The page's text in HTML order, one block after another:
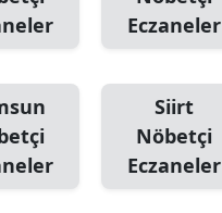
Eczaneler
Siirt
Nöbetçi
Eczaneler